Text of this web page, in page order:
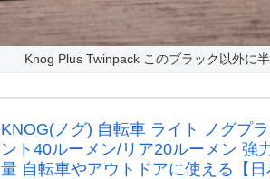
Knog Plus Twinpack このブラック以外に
KNOG(ノグ) 自転車 ライト ノグプ
ント40ルーメン/リア20ルーメン 強
量 自転車やアウトドアに使える【日